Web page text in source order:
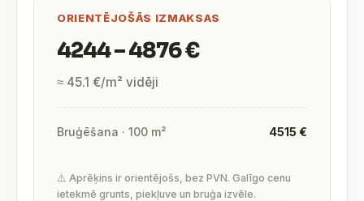
ORIENTĒJOŠĀS IZMAKSAS
4244 – 4876 €
≈ 45.1 €/m² vidēji
Bruģēšana · 100 m² 4515 €
⚠️ Aprēķins ir orientējošs, bez PVN. Galīgo cenu
ietekmē grunts, piekļuve un bruģa izvēle.